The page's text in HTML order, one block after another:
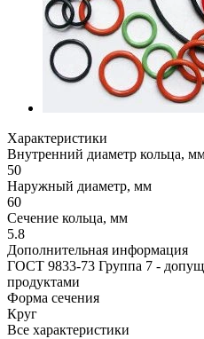
Характеристики
Внутренний диаметр кольца,
50
Наружный диаметр, мм
60
Сечение кольца, мм
5.8
Дополнительная информация
ГОСТ 9833-73 Группа 7 -
продуктами
Форма сечения
Круг
Все характеристики